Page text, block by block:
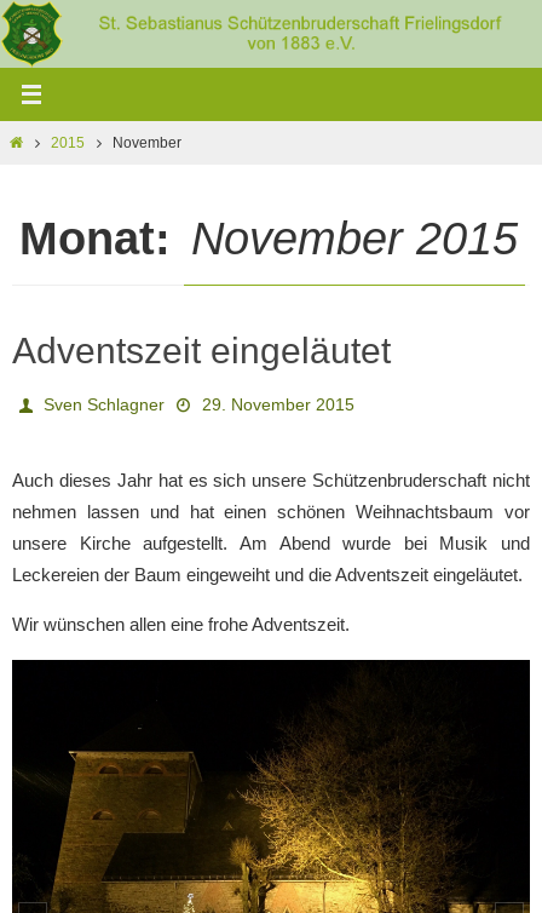
Zum
Inhalt
Home2015 November
Monat: November 2015
Adventszeit eingeläutet
Sven Schlagner 29. November 2015
Auch dieses Jahr hat es sich unsere Schützenbruderschaft nicht
nehmen lassen und hat einen schönen Weihnachtsbaum vor
unsere Kirche aufgestellt. Am Abend wurde bei Musik und
Leckereien der Baum eingeweiht und die Adventszeit eingeläutet.
Wir wünschen allen eine frohe Adventszeit.